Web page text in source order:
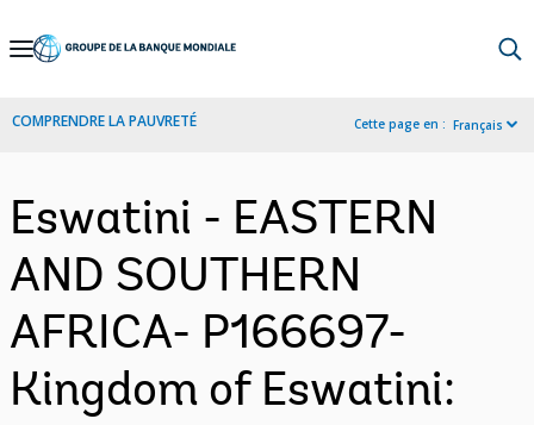
Skip
Navigation
COMPRENDRE LA PAUVRETÉ Cette page en : Français
Eswatini - EASTERN
AND SOUTHERN
AFRICA- P166697-
Kingdom of Eswatini: